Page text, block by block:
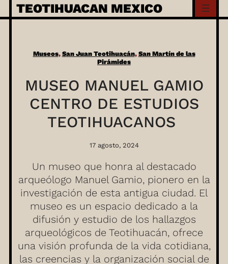
Skip
to
TEOTIHUACAN MEXICO
Museos, San Juan Teotihuacán, San Martín de las
Pirámides
MUSEO MANUEL GAMIO
CENTRO DE ESTUDIOS
TEOTIHUACANOS
17 agosto, 2024
Un museo que honra al destacado
arqueólogo Manuel Gamio, pionero en la
investigación de esta antigua ciudad. El
museo es un espacio dedicado a la
difusión y estudio de los hallazgos
arqueológicos de Teotihuacán, ofrece
una visión profunda de la vida cotidiana,
las creencias y la organización social de